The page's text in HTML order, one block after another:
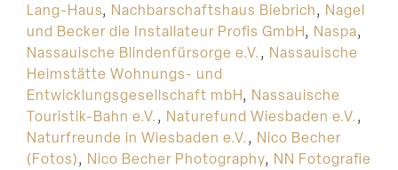
Lang-Haus, Nachbarschaftshaus Biebrich, Nagel
und Becker die Installateur Profis GmbH, Naspa,
Nassauische Blindenfürsorge e.V., Nassauische
Heimstätte Wohnungs- und
Entwicklungsgesellschaft mbH, Nassauische
Touristik-Bahn e.V., Naturefund Wiesbaden e.V.,
Naturfreunde in Wiesbaden e.V., Nico Becher
(Fotos), Nico Becher Photography, NN Fotografie